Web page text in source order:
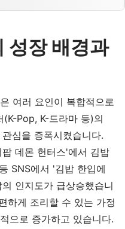
성장 배경과
여러 요인이 복합적으로
(K-Pop, K-드라마 등)의
심을 증폭시켰습니다.
데몬 헌터스'에서 김밥
SNS에서 '김밥 한입에
인지도가 급상승했습니
하게 조리할 수 있는 가정
으로 증가하고 있습니다.